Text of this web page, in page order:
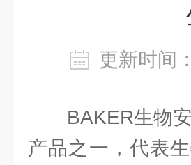
更新时
BAKER生物
产品之一，代表